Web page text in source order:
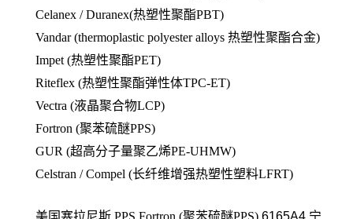
Celanex / Duranex(热塑性聚酯PBT)
Vandar (thermoplastic polyester alloys 热塑性聚酯合金)
Impet (热塑性聚酯PET)
Riteflex (热塑性聚酯弹性体TPC-ET)
Vectra (液晶聚合物LCP)
Fortron (聚苯硫醚PPS)
GUR (超高分子量聚乙烯PE-UHMW)
Celstran / Compel (长纤维增强热塑性塑料LFRT)